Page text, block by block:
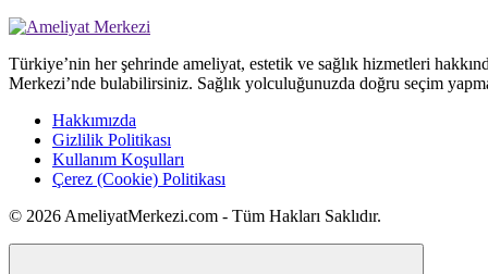
Türkiye’nin her şehrinde ameliyat, estetik ve sağlık hizmetleri
Merkezi’nde bulabilirsiniz. Sağlık yolculuğunuzda doğru seçim
Hakkımızda
Gizlilik Politikası
Kullanım Koşulları
Çerez (Cookie) Politikası
© 2026 AmeliyatMerkezi.com - Tüm Hakları Saklıdır.